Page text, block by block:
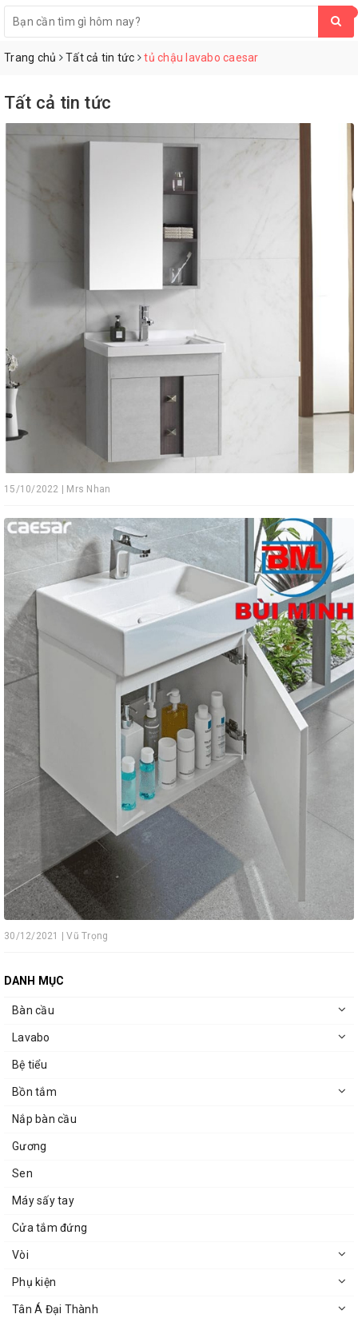
Trang chủ Tất cả tin tức tủ chậu lavabo caesar
Tất cả tin tức
15/10/2022 | Mrs Nhan
30/12/2021 | Vũ Trọng
DANH MỤC
Bàn cầu
Lavabo
Bệ tiểu
Bồn tắm
Nắp bàn cầu
Gương
Sen
Máy sấy tay
Cửa tắm đứng
Vòi
Phụ kiện
Tân Á Đại Thành